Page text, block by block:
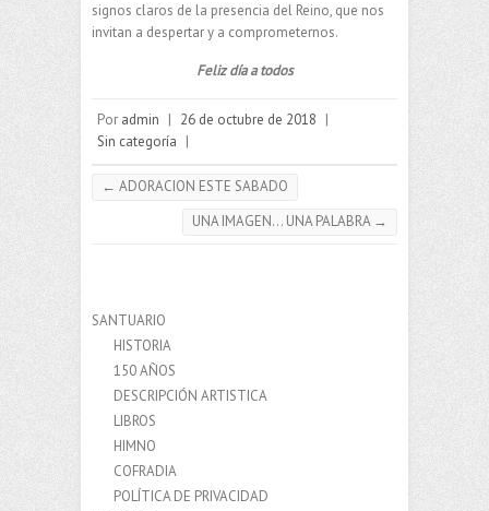
signos claros de la presencia del Reino, que nos
invitan a despertar y a comprometernos.
Feliz día a todos
Por admin | 26 de octubre de 2018 |
Sin categoría |
← ADORACION ESTE SABADO
UNA IMAGEN… UNA PALABRA →
SANTUARIO
HISTORIA
150 AÑOS
DESCRIPCIÓN ARTISTICA
LIBROS
HIMNO
COFRADIA
POLÍTICA DE PRIVACIDAD